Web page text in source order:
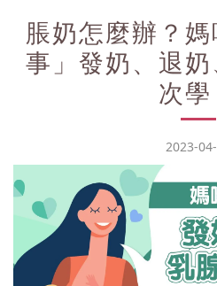
脹奶怎麼辦？
事」發奶、退
次學
2023-